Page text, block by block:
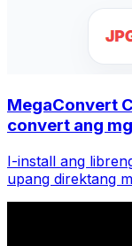
MegaConvert
convert ang
I-install ang
upang direktang